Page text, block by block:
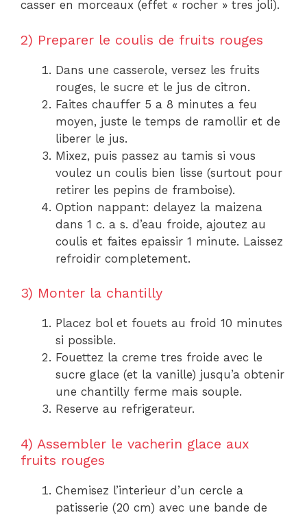
casser en morceaux (effet « rocher » tres joli).
2) Preparer le coulis de fruits rouges
Dans une casserole, versez les fruits
rouges, le sucre et le jus de citron.
Faites chauffer 5 a 8 minutes a feu
moyen, juste le temps de ramollir et de
liberer le jus.
Mixez, puis passez au tamis si vous
voulez un coulis bien lisse (surtout pour
retirer les pepins de framboise).
Option nappant: delayez la maizena
dans 1 c. a s. d’eau froide, ajoutez au
coulis et faites epaissir 1 minute. Laissez
refroidir completement.
3) Monter la chantilly
Placez bol et fouets au froid 10 minutes
si possible.
Fouettez la creme tres froide avec le
sucre glace (et la vanille) jusqu’a obtenir
une chantilly ferme mais souple.
Reserve au refrigerateur.
4) Assembler le vacherin glace aux
fruits rouges
Chemisez l’interieur d’un cercle a
patisserie (20 cm) avec une bande de